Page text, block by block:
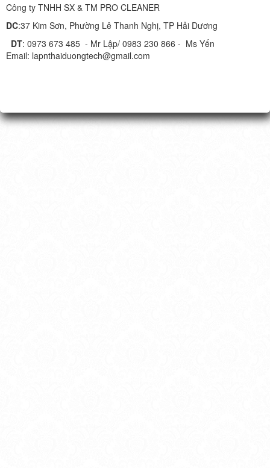
Công ty TNHH SX & TM PRO CLEANER
DC:37 Kim Sơn, Phường Lê Thanh Nghị, TP Hải Dương
DT: 0973 673 485 - Mr Lập/ 0983 230 866 - Ms Yến
Email: lapnthaiduongtech@gmail.com